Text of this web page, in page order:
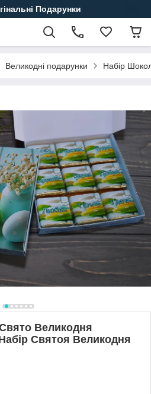
Подарунки
Великодні подарунки Набір
Великодня
Святоя Великодня